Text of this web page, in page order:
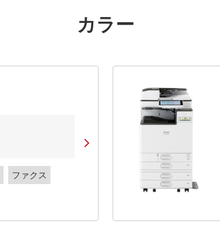
カラー
ファクス